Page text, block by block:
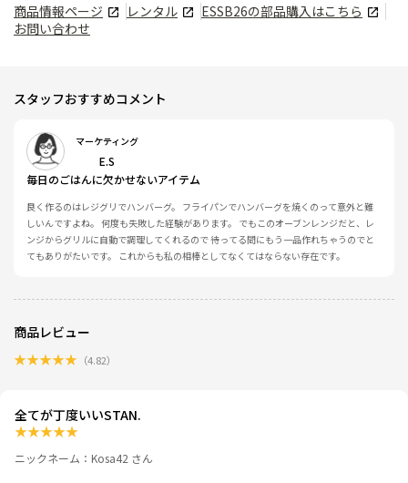
商品情報ページ レンタル ESSB26の部品購入はこちら
お問い合わせ
スタッフおすすめコメント
マーケティング
E.S
毎日のごはんに欠かせないアイテム
良く作るのはレジグリでハンバーグ。 フライパンでハンバーグを焼くのって意外と難
しいんですよね。 何度も失敗した経験があります。 でもこのオーブンレンジだと、レ
ンジからグリルに自動で調理してくれるので 待ってる間にもう一品作れちゃうのでと
てもありがたいです。 これからも私の相棒としてなくてはならない存在です。
商品レビュー
★★★★★ （4.82）
全てが丁度いいSTAN.
★★★★★
ニックネーム：Kosa42 さん